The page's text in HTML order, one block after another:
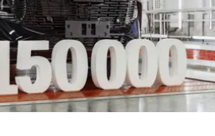
DARGO X
от 3 499 000 ₽
на дороге»
обслуживания